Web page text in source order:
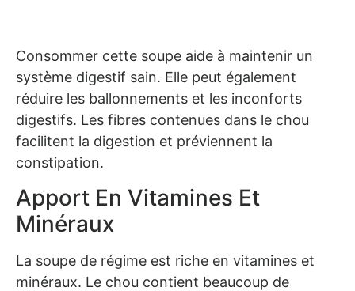
Consommer cette soupe aide à maintenir un
système digestif sain. Elle peut également
réduire les ballonnements et les inconforts
digestifs. Les fibres contenues dans le chou
facilitent la digestion et préviennent la
constipation.
Apport En Vitamines Et
Minéraux
La soupe de régime est riche en vitamines et
minéraux. Le chou contient beaucoup de